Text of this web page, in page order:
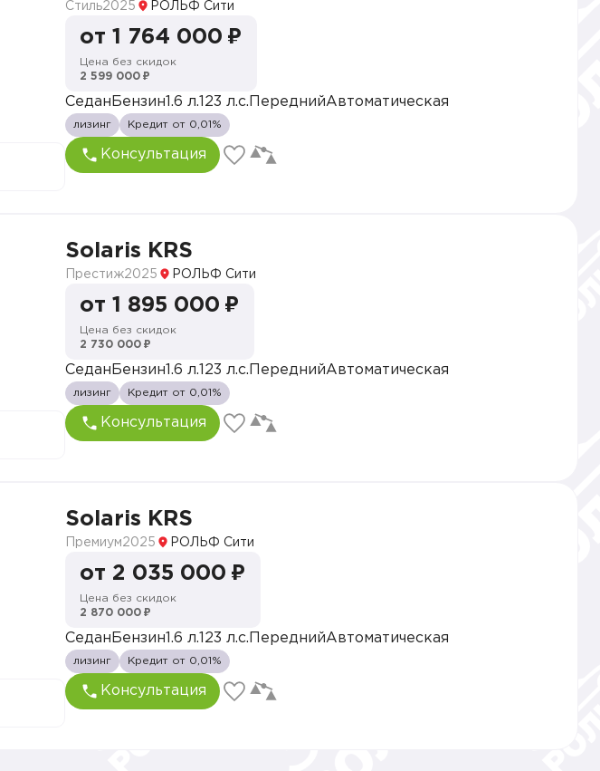
Стиль2025 РОЛЬФ Сити
от 1 764 000 ₽
Цена без скидок
2 599 000 ₽
Седан Бензин 1.6 л. 123 л.с. ПереднийАвтоматическая
лизинг Кредит от 0,01%
Консультация
Solaris KRS
Престиж2025 РОЛЬФ Сити
от 1 895 000 ₽
Цена без скидок
2 730 000 ₽
Седан Бензин 1.6 л. 123 л.с. ПереднийАвтоматическая
лизинг Кредит от 0,01%
Консультация
Solaris KRS
Премиум2025 РОЛЬФ Сити
от 2 035 000 ₽
Цена без скидок
2 870 000 ₽
Седан Бензин 1.6 л. 123 л.с. ПереднийАвтоматическая
лизинг Кредит от 0,01%
Консультация